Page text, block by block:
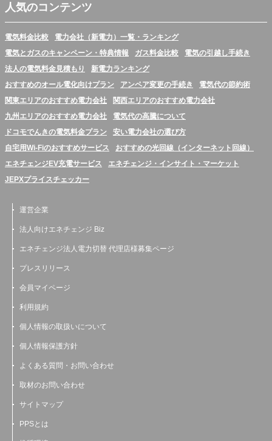
人気のコンテンツ
電気料金比較
電力会社（新電力）一覧・ランキング
電気とガスのキャンペーン・特典情報
ガス料金比較
電気の引越し手続き
法人の電気料金見積もり
新電力ランキング
おすすめのオール電化向けプラン
アンペア変更の手続き
電気代の節約術
関東エリアのおすすめ電力会社
関西エリアのおすすめ電力会社
九州エリアのおすすめ電力会社
電気代の高騰について
ドコモでんきの電気料金プラン
安い電力会社の選び方
自宅用Wi-Fiのおすすめサービス
おすすめの光回線（インターネット回線）
エネチェンジEV充電サービス
エネチェンジ・インサイト・マーケット
JEPXプライスチェッカー
運営企業
法人向けエネチェンジ Biz
エネチェンジ法人電力切替 代理店様募集ページ
プレスリリース
会員マイページ
利用規約
個人情報の取扱いについて
個人情報保護方針
よくある質問・お問い合わせ
取材のお問い合わせ
サイトマップ
PPSとは